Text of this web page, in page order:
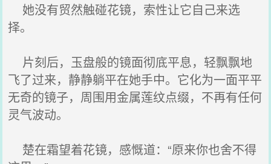
她没有贸然触碰花镜，索性让它自己来选
择。
片刻后，玉盘般的镜面彻底平息，轻飘飘地
飞了过来，静静躺平在她手中。它化为一面平平
无奇的镜子，周围用金属莲纹点缀，不再有任何
灵气波动。
楚在霜望着花镜，感慨道：“原来你也舍不得